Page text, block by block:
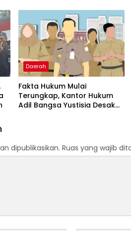
Daerah
Fakta Hukum Mulai
Terungkap, Kantor Hukum
Adil Bangsa Yustisia Desak
dipublikasikan. Ruas yang wajib